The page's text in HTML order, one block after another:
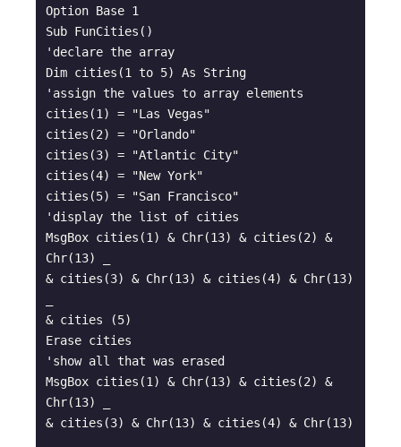
Option Base 1
Sub FunCities()
'declare the array
Dim cities(1 to 5) As String
'assign the values to array elements
cities(1) = "Las Vegas"
cities(2) = "Orlando"
cities(3) = "Atlantic City"
cities(4) = "New York"
cities(5) = "San Francisco"
'display the list of cities
MsgBox cities(1) & Chr(13) & cities(2) &
Chr(13) _
& cities(3) & Chr(13) & cities(4) & Chr(13)
& cities (5)
Erase cities
'show all that was erased
MsgBox cities(1) & Chr(13) & cities(2) &
Chr(13) _
& cities(3) & Chr(13) & cities(4) & Chr(13)